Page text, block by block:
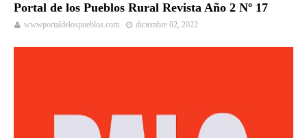
Portal de los Pueblos Rural Revista Año 2 Nº 17
wwwportaldelospueblos.com diciembre 02, 2022